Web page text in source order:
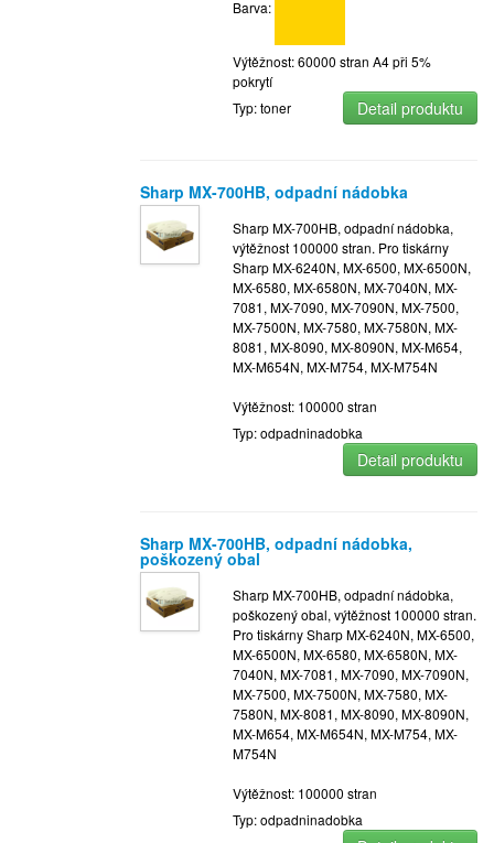
Barva:
Výtěžnost: 60000 stran A4 při 5%
pokrytí
Typ: toner
Detail produktu
Sharp MX-700HB, odpadní nádobka
Sharp MX-700HB, odpadní nádobka,
výtěžnost 100000 stran. Pro tiskárny
Sharp MX-6240N, MX-6500, MX-6500N,
MX-6580, MX-6580N, MX-7040N, MX-
7081, MX-7090, MX-7090N, MX-7500,
MX-7500N, MX-7580, MX-7580N, MX-
8081, MX-8090, MX-8090N, MX-M654,
MX-M654N, MX-M754, MX-M754N
Výtěžnost: 100000 stran
Typ: odpadninadobka
Detail produktu
Sharp MX-700HB, odpadní nádobka,
poškozený obal
Sharp MX-700HB, odpadní nádobka,
poškozený obal, výtěžnost 100000 stran.
Pro tiskárny Sharp MX-6240N, MX-6500,
MX-6500N, MX-6580, MX-6580N, MX-
7040N, MX-7081, MX-7090, MX-7090N,
MX-7500, MX-7500N, MX-7580, MX-
7580N, MX-8081, MX-8090, MX-8090N,
MX-M654, MX-M654N, MX-M754, MX-
M754N
Výtěžnost: 100000 stran
Typ: odpadninadobka